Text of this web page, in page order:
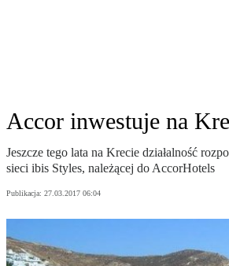
Accor inwestuje na
Jeszcze tego lata na Krecie działalność
sieci ibis Styles, należącej do AccorHotels
Publikacja: 27.03.2017 06:04